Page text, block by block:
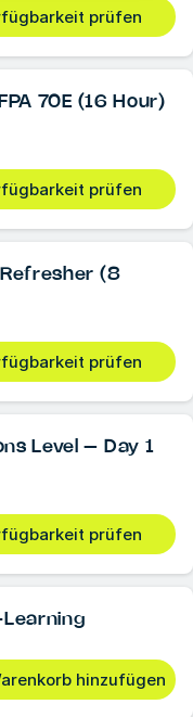
prüfen
70E (16 Hour)
prüfen
(8
prüfen
Level – Day 1
prüfen
hinzufügen